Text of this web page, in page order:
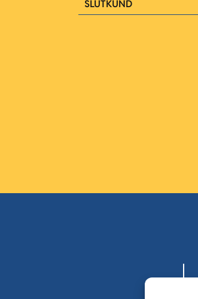
SLUTKUND